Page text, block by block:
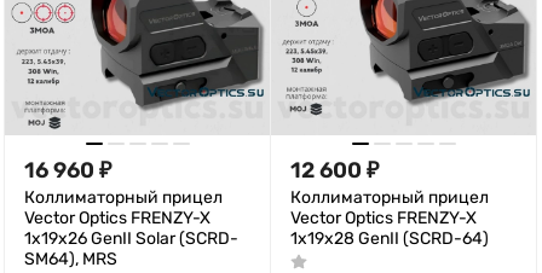
16 960 ₽
Коллиматорный прицел
Vector Optics FRENZY-X
1x19x26 GenII Solar (SCRD-
SM64), MRS
12 600 ₽
Коллиматорный прицел
Vector Optics FRENZY-X
1x19x28 GenII (SCRD-64)